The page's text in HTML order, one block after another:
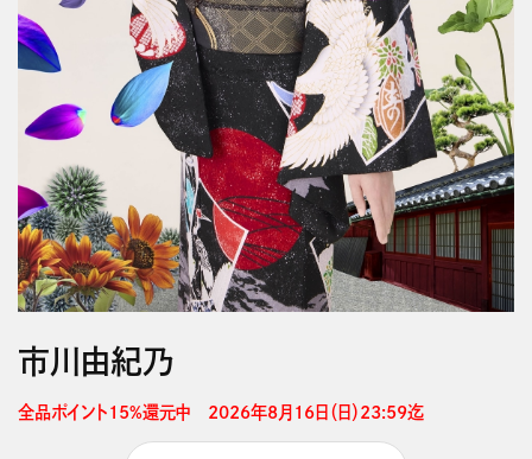
市川由紀乃
全品ポイント15%還元中　2026年8月16日（日）23:59迄